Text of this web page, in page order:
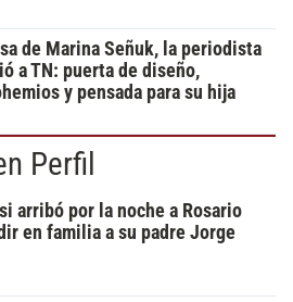
de Marina Señuk, la periodista
a TN: puerta de diseño,
y pensada para su hija
Perfil
arribó por la noche a Rosario
en familia a su padre Jorge